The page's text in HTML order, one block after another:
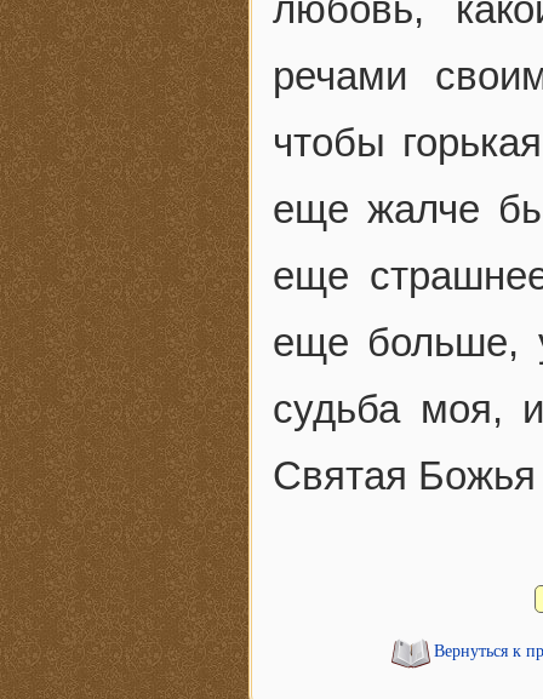
любовь,
речами
чтобы
еще жалче
еще
еще больше,
судьба моя,
Святая
Вернуться к